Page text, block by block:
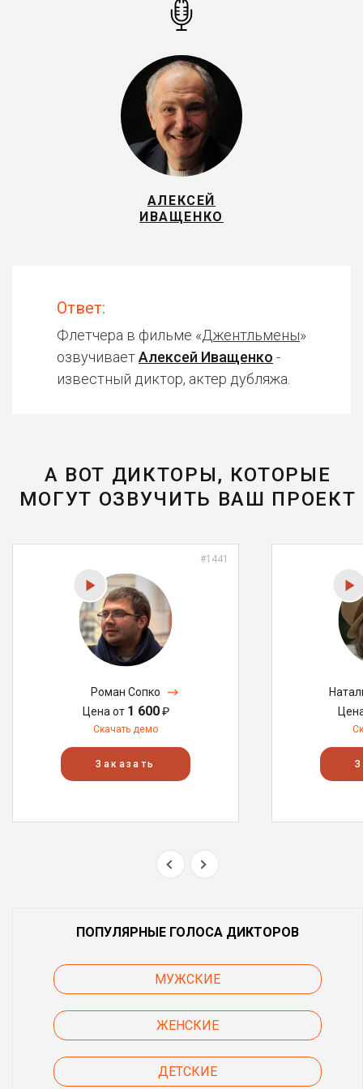
АЛЕКСЕЙ
ИВАЩЕНКО
Ответ:
Флетчера в фильме «Джентльмены»
озвучиваетАлексей Иващенко -
известный диктор, актер дубляжа.
А ВОТ ДИКТОРЫ, КОТОРЫЕ
МОГУТ ОЗВУЧИТЬ ВАШ ПРОЕКТ
#1441
Роман Сопко
Цена от 1 600₽
Скачать демо
Заказать
ПОПУЛЯРНЫЕ ГОЛОСА ДИКТОРОВ
МУЖСКИЕ
ЖЕНСКИЕ
ДЕТСКИЕ